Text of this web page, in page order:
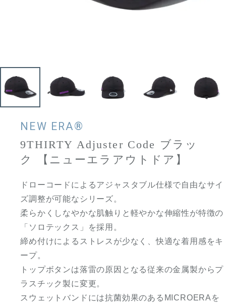
NEW ERA®
9THIRTY Adjuster Code ブラッ
ク 【ニューエラアウトドア】
ドローコードによるアジャスタブル仕様で自由なサイ
ズ調整が可能なシリーズ。
柔らかくしなやかな肌触りと軽やかな伸縮性が特徴の
「ソロテックス」を採用。
締め付けによるストレスが少なく、快適な着用感をキ
ープ。
トップボタンは落雷の原因となる従来の金属製からプ
ラスチック製に変更。
スウェットバンドには抗菌効果のあるMICROERAを